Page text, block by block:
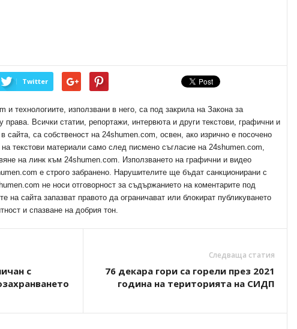
Twitter
технологиите, използвани в него, са под закрила на Закона за
права. Всички статии, репортажи, интервюта и други текстови, графични и
сайта, са собственост на 24shumen.com, освен, ако изрично е посочено
текстови материали само след писмено съгласие на 24shumen.com,
на линк към 24shumen.com. Използването на графични и видео
е строго забранено. Нарушителите ще бъдат санкционирани с
не носи отговорност за съдържанието на коментарите под
на сайта запазват правото да ограничават или блокират публикуването
и спазване на добрия тон.
с
Следваща статия
76 декара гори са горели през 2021
година на територията на СИДП